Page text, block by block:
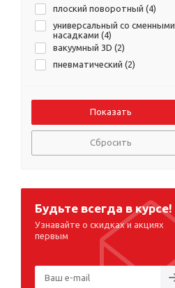
плоский поворотный (4)
универсальный со сменными
насадками (4)
вакуумный 3D (2)
пневматический (2)
Сбросить
Будьте всегда в курсе!
Узнавайте о скидках и акциях
первым